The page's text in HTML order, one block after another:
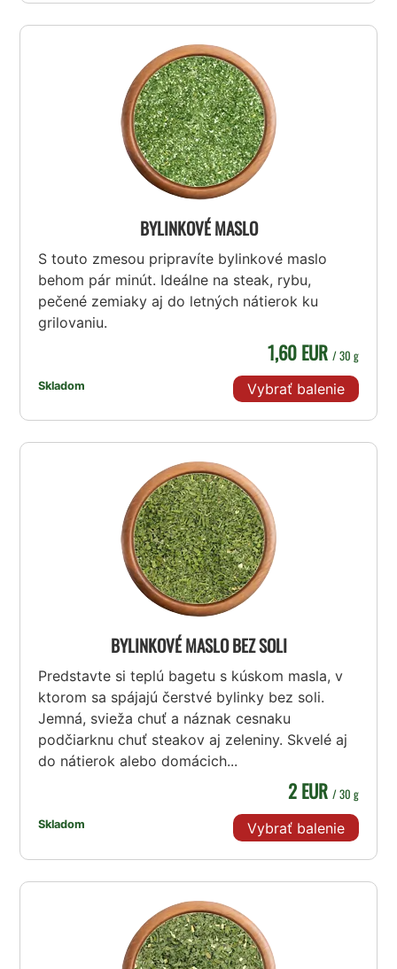
BYLINKOVÉ MASLO
S touto zmesou pripravíte bylinkové maslo
behom pár minút. Ideálne na steak, rybu,
pečené zemiaky aj do letných nátierok ku
grilovaniu.
Skladom
1,60 EUR / 30 g
Vybrať balenie
BYLINKOVÉ MASLO BEZ SOLI
Predstavte si teplú bagetu s kúskom masla, v
ktorom sa spájajú čerstvé bylinky bez soli.
Jemná, svieža chuť a náznak cesnaku
podčiarknu chuť steakov aj zeleniny. Skvelé aj
do nátierok alebo domácich...
Skladom
2 EUR / 30 g
Vybrať balenie